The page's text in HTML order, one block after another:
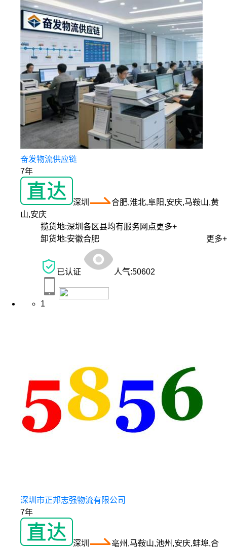
奋发物流供应链
7年
深圳
合肥,淮北,阜阳,安庆,马鞍山,黄
山,安庆
揽货地:深圳各区县均有服务网点更多+
卸货地:安徽合肥 更多+
已认证 人气:50602
1
深圳市正邦志强物流有限公司
7年
深圳
亳州,马鞍山,池州,安庆,蚌埠,合